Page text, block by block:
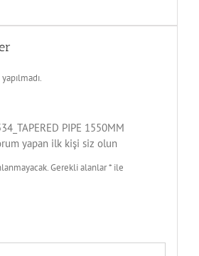
PIPE 1550MM
yapan ilk kişi siz olun
Gerekli alanlar*ile